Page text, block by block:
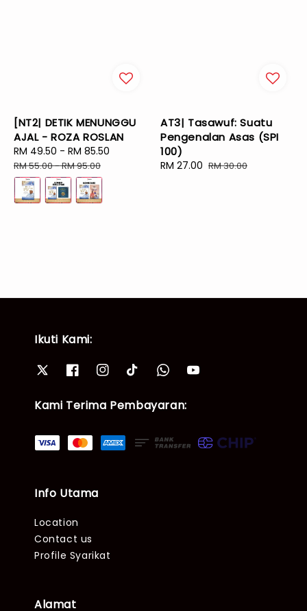
[NT2| DETIK MENUNGGU
AJAL - ROZA ROSLAN
Sale
price
RM 49.50 - RM 85.50
RM 55.00-RM 95.00
AT3| Tasawuf: Suatu
Pengenalan Asas (SPI
100)
Sale
RM 27.00 Regular
RM 30.00
Ikuti Kami:
Kami Terima Pembayaran:
Info Utama
Location
Contact us
Profile Syarikat
Alamat